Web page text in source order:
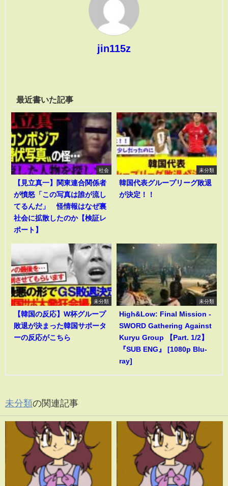
jin115z
最近書いた記事
社会
【見立真一】関東連合関係者
が憤怒「この写真は誰が流し
てるんだ」 怪情報はなぜ裏
社会に拡散したのか【検証レ
ポート】
未分類
韓国代表グループリーグ敗退
が決定！！
未分類
【韓国の反応】W杯グループ
敗退が決まった韓国サポータ
ーの反応がこちら
未分類
High&Low: Final Mission -
SWORD Gathering Against
Kuryu Group 【Part. 1/2】
『SUB ENG』 [1080p Blu-
ray]
未分類の関連記事